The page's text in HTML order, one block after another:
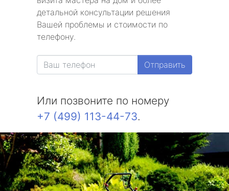
детальной консультации решения
Вашей проблемы и стоимости по
телефону.
Отправить
Или позвоните по номеру
+7 (499) 113-44-73.